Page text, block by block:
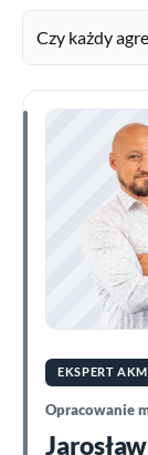
Czy każdy
EKSPERT
Opracowanie